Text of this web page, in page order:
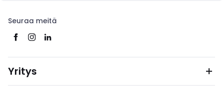
Seuraa meitä
Yritys